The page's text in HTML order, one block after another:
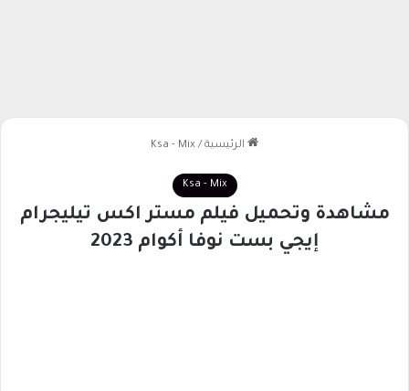
الرئيسية /
Ksa - Mix
Ksa - Mix
مشاهدة وتحميل فيلم مستر اكس تيليجرام
إيجي بست نوفا أكوام 2023